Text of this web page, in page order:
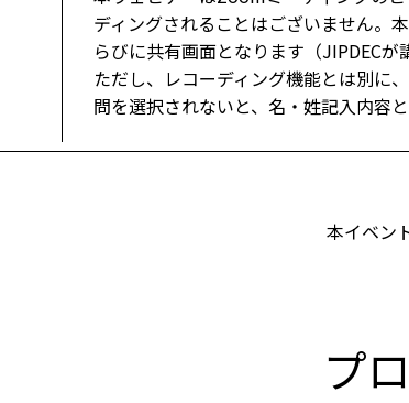
ディングされることはございません。
らびに共有画面となります（JIPDECが
ただし、レコーディング機能とは別に
問を選択されないと、名・姓記入内容
本イベン
プ